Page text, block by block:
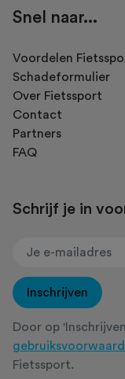
Snel naar...
Voordelen
Schadeformulier
Over Fietssport
Contact
Partners
FAQ
Schrijf je in
Inschrijven
Door op
Fietssport.